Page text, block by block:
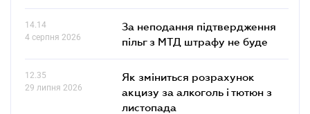
14.14
4 серпня 2026
За неподання підтвердження
пільг з МТД штрафу не буде
12.35
29 липня 2026
Як зміниться розрахунок
акцизу за алкоголь і тютюн з
листопада